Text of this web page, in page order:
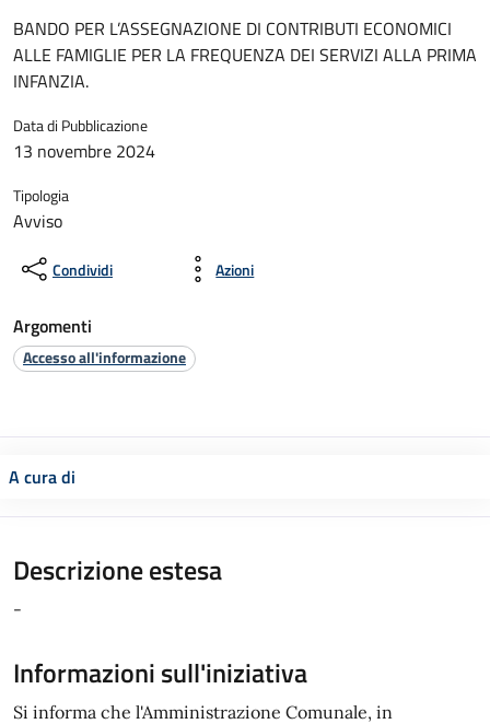
BANDO PER L’ASSEGNAZIONE DI CONTRIBUTI ECONOMICI
ALLE FAMIGLIE PER LA FREQUENZA DEI SERVIZI ALLA PRIMA
INFANZIA.
Data di Pubblicazione
13 novembre 2024
Tipologia
Avviso
Condividi Azioni
Argomenti
Accesso all'informazione
A cura di
Descrizione estesa
-
Informazioni sull'iniziativa
Si informa che l'Amministrazione Comunale, in